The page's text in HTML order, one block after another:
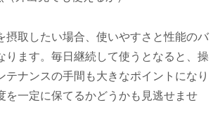
摂取したい場合、使いやすさと性能のバ
ります。毎日継続して使うとなると、操
テナンスの手間も大きなポイントになり
を一定に保てるかどうかも見逃せませ